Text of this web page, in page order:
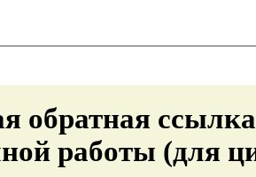
обратная
работы (для